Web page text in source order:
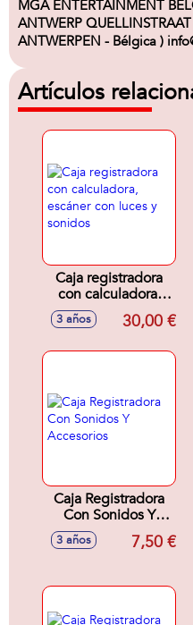
MGA ENTERTAINMENT
ANTWERP
ANTWERPEN - Bélgica )
Artículos
Caja registradora
con calculadora,
escáner con luces y
sonidos
3 años 30,00 €
Caja Registradora
Con Sonidos Y
Accesorios
3 años 7,50 €